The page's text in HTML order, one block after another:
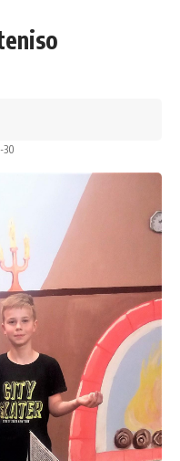
30